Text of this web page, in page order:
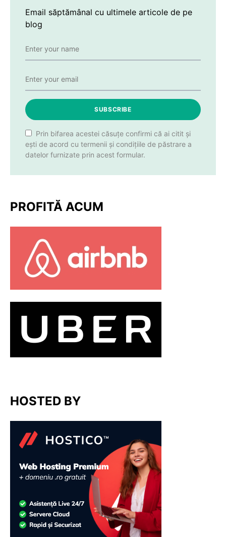
Email săptămânal cu ultimele articole de pe
blog
SUBSCRIBE
Prin bifarea acestei căsuțe confirmi că ai citit și
ești de acord cu termenii și condițiile de păstrare a
datelor furnizate prin acest formular.
PROFITĂ ACUM
HOSTED BY